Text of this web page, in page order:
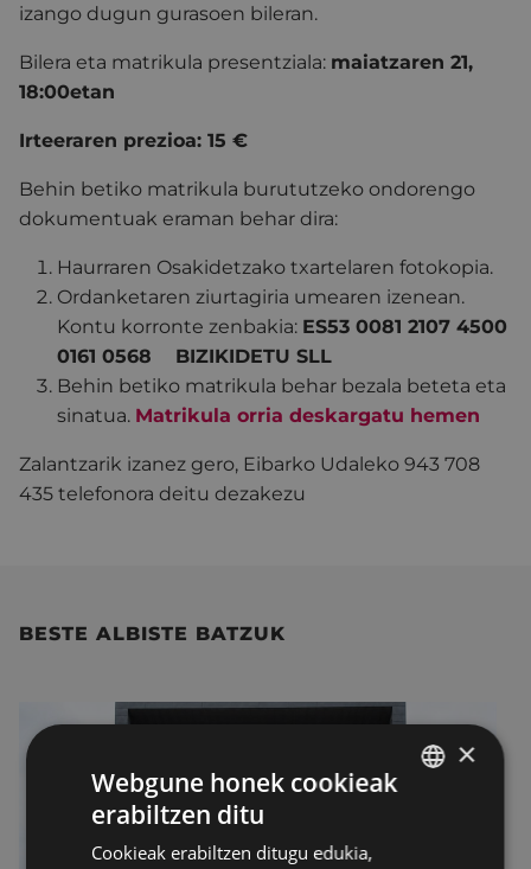
izango dugun gurasoen bileran.
Bilera eta matrikula presentziala: maiatzaren 21,
18:00etan
Irteeraren prezioa: 15 €
Behin betiko matrikula burututzeko ondorengo
dokumentuak eraman behar dira:
Haurraren Osakidetzako txartelaren fotokopia.
Ordanketaren ziurtagiria umearen izenean.
Kontu korronte zenbakia: ES53 0081 2107 4500
0161 0568 BIZIKIDETU SLL
Behin betiko matrikula behar bezala beteta eta
sinatua. Matrikula orria deskargatu hemen
Zalantzarik izanez gero, Eibarko Udaleko 943 708
435 telefonora deitu dezakezu
BESTE ALBISTE BATZUK
×
Webgune honek cookieak
erabiltzen ditu
Cookieak erabiltzen ditugu edukia,